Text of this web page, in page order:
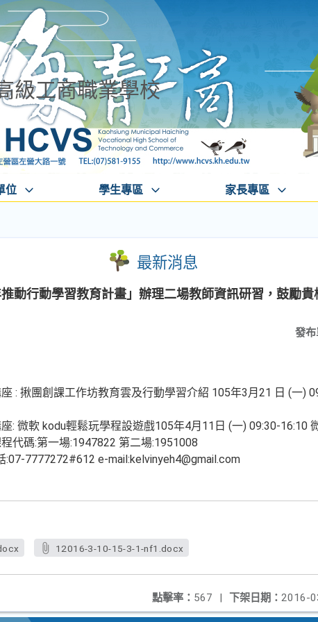
級工商職業學校
位 學生專區 家長專區
最新消息
動行動學習教育計畫」辦理二場教師資訊研習，鼓勵貴
發布
: 揪團創課工作坊教育雲及行動學習介紹 105年3月21 日 (一)
: 微軟 kodu輕鬆玩學程設遊戲105年4月11日 (一) 09:30-16:10
代碼:第一場:1947822 第二場:1951008
:07-7777272#612 e-mail:kelvinyeh4@gmail.com
12016-3-10-15-3-1-nf1.docx
下架日期： 2016-
點擊率： 567 |